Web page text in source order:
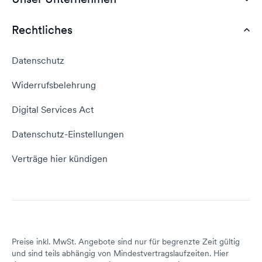
Domain umziehen
E-Mail-Domain
Server Hosting
WordPress Tutorial
AGB
Kontakt aufnehmen
Empfehlungsprogramm
Domain Reseller
Status dogado.de
Rechtliches
Datenschutz
Widerrufsbelehrung
Digital Services Act
Datenschutz-Einstellungen
Verträge hier kündigen
Preise inkl. MwSt. Angebote sind nur für begrenzte Zeit gültig
und sind teils abhängig von Mindestvertragslaufzeiten. Hier